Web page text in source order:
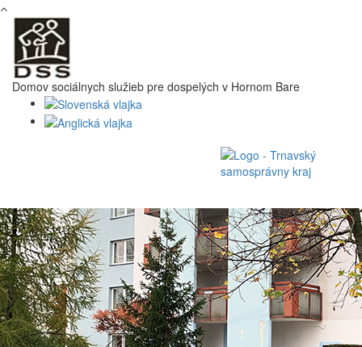
Skočiť na hlavný obsah
Domov sociálnych služieb pre dospelých v Hornom Bare